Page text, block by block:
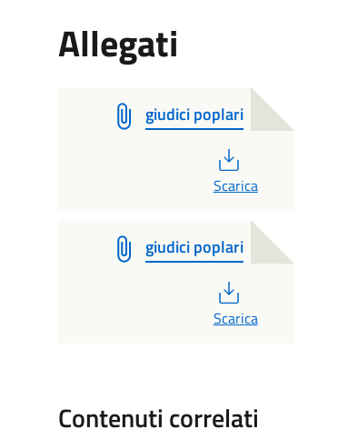
Allegati
giudici poplari
PDF
Scarica
giudici poplari
PDF
Scarica
Contenuti correlati